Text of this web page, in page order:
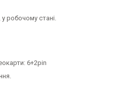
робочому стані.
6+2pin